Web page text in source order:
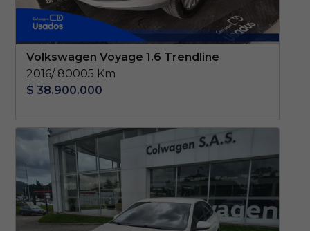
Volkswagen Voyage 1.6 Trendline
2016/ 80005 Km
$ 38.900.000